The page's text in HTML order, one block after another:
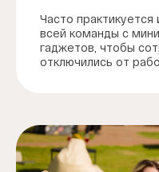
Часто
всей команды с
гаджетов, чтобы
отключились от